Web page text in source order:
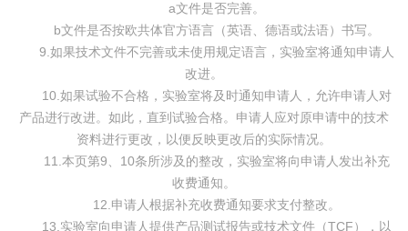
a文件是否完善。
b文件是否按欧共体官方语言（英语、德语或法语）书写。
9.如果技术文件不完善或未使用规定语言，实验室将通知申请人
改进。
10.如果试验不合格，实验室将及时通知申请人，允许申请人对
产品进行改进。如此，直到试验合格。申请人应对原申请中的技术
资料进行更改，以便反映更改后的实际情况。
11.本页第9、10条所涉及的整改，实验室将向申请人发出补充
收费通知。
12.申请人根据补充收费通知要求支付整改。
13.实验室向申请人提供产品测试报告或技术文件（TCF），以